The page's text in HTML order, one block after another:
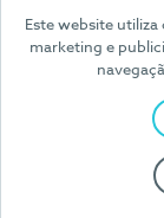
Este website
marketing e